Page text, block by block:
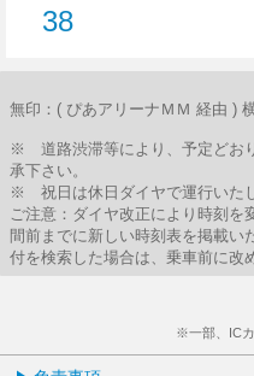
38
無印：( ぴあアリーナＭＭ 経由 )
※ 道路渋滞等により、予定どお
承下さい。
※ 祝日は休日ダイヤで運行いたし
ご注意：ダイヤ改正により時刻を
間前までに新しい時刻表を掲載い
付を検索した場合は、乗車前に改
※一部、ICカ